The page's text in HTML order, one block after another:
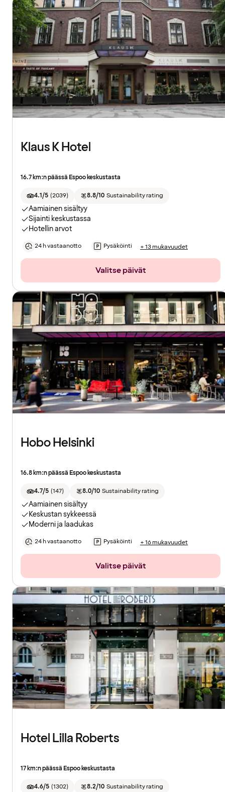
Klaus K Hotel
16.7 km:n päässä Espoo keskustasta
4.1/5 (2039) 8.8/10 Sustainability rating
Aamiainen sisältyy
Sijainti keskustassa
Hotellin arvot
24 h vastaanotto Pysäköinti + 13 mukavuudet
Valitse päivät
Hobo Helsinki
16.8 km:n päässä Espoo keskustasta
4.7/5 (147) 8.0/10 Sustainability rating
Aamiainen sisältyy
Keskustan sykkeessä
Moderni ja laadukas
24 h vastaanotto Pysäköinti + 16 mukavuudet
Valitse päivät
Hotel Lilla Roberts
17 km:n päässä Espoo keskustasta
4.6/5 (1302) 8.2/10 Sustainability rating